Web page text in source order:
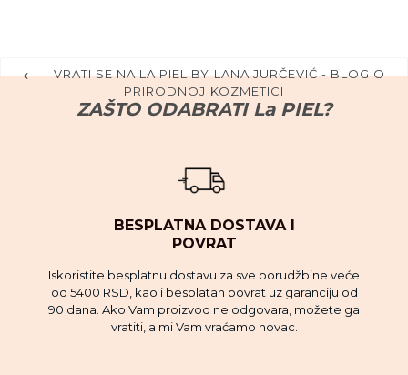
VRATI SE NA LA PIEL BY LANA JURČEVIĆ - BLOG O
PRIRODNOJ KOZMETICI
ZAŠTO ODABRATI La PIEL?
BESPLATNA DOSTAVA I
POVRAT
Iskoristite besplatnu dostavu za sve porudžbine veće
od 5400 RSD, kao i besplatan povrat uz garanciju od
90 dana. Ako Vam proizvod ne odgovara, možete ga
vratiti, a mi Vam vraćamo novac.